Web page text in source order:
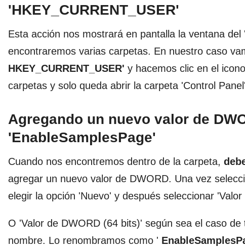
'HKEY_CURRENT_USER'
Esta acción nos mostrará en pantalla la ventana del '
encontraremos varias carpetas. En nuestro caso
HKEY_CURRENT_USER' y hacemos clic en el
carpetas y solo queda abrir la carpeta 'Control
Agregando un nuevo valor de
'EnableSamplesPage'
Cuando nos encontremos dentro de la carpeta,
agregar un nuevo valor de DWORD. Una vez
elegir la opción 'Nuevo' y después seleccionar
O 'Valor de DWORD (64 bits)' según sea el caso
nombre. Lo renombramos como '